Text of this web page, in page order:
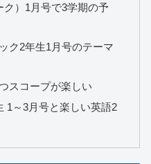
）1月号で3学期の予
ク2年生1月号のテーマ
スコープが楽しい
1～3月号と楽しい英語2